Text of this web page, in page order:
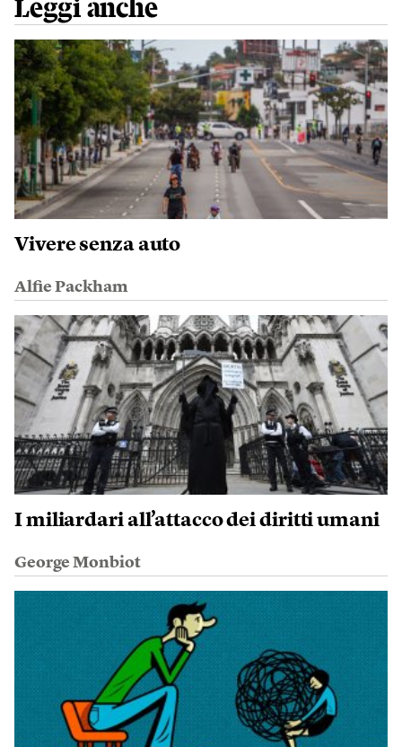
Leggi anche
Vivere senza auto
Alfie Packham
I miliardari all’attacco dei diritti umani
George Monbiot